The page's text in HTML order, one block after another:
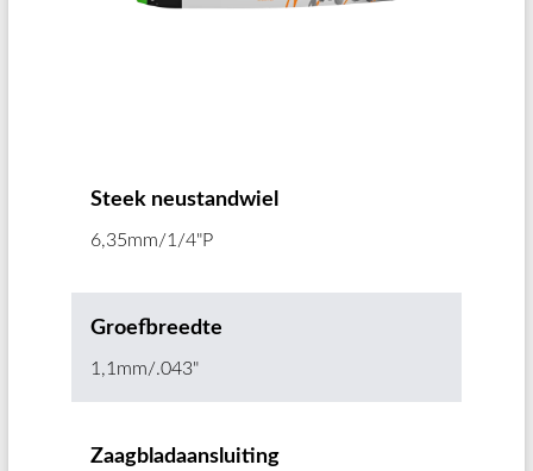
Steek neustandwiel
6,35mm/1/4"P
Groefbreedte
1,1mm/.043"
Zaagbladaansluiting